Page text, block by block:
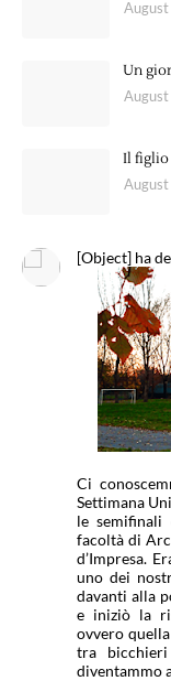
Un
Il
[Object] ha
Ci
Settimana
le semifinali
facoltà di
d’Impresa.
uno dei
davanti alla
e iniziò la
ovvero
tra
diventammo